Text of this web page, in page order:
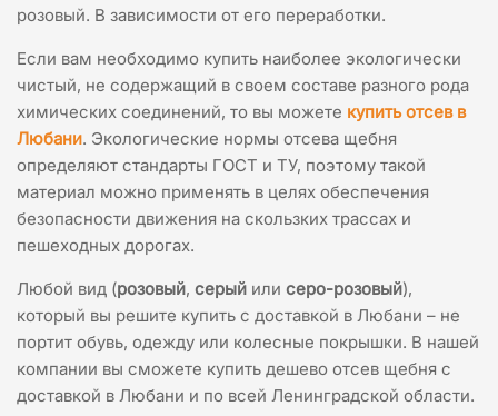
розовый. В зависимости от его переработки.
Если вам необходимо купить наиболее экологически
чистый, не содержащий в своем составе разного рода
химических соединений, то вы можете купить отсев в
Любани. Экологические нормы отсева щебня
определяют стандарты ГОСТ и ТУ, поэтому такой
материал можно применять в целях обеспечения
безопасности движения на скользких трассах и
пешеходных дорогах.
Любой вид (розовый, серый или серо-розовый),
который вы решите купить с доставкой в Любани – не
портит обувь, одежду или колесные покрышки. В нашей
компании вы сможете купить дешево отсев щебня с
доставкой в Любани и по всей Ленинградской области.